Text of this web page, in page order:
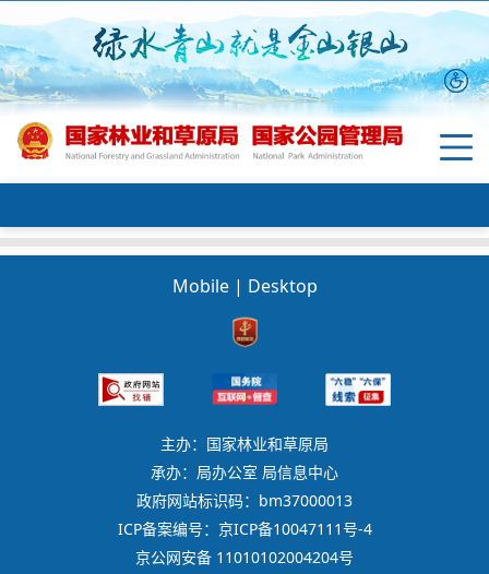
Mobile | Desktop
主办：国家林业和草原局
承办：局办公室 局信息中心
政府网站标识码：bm37000013
ICP备案编号：京ICP备10047111号-4
京公网安备 11010102004204号